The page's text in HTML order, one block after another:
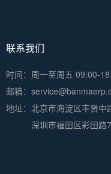
联系我们
时间：周一至周五 09:00-
邮箱：
地址： 北京市海淀区丰贤中
深圳市福田区彩田路